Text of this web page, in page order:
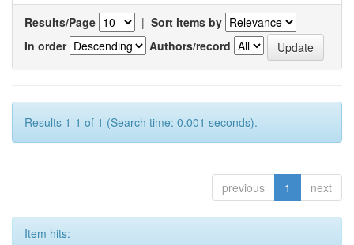
Results/Page | Sort items by
In order
Authors/record
Results 1-1 of 1 (Search time: 0.001 seconds).
previous 1 next
Item hits: